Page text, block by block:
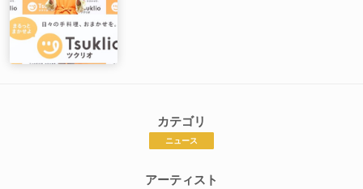
カテゴリ
ニュース
アーティスト